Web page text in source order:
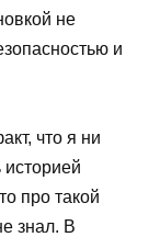
не
и
что я ни
про такой
знал. В